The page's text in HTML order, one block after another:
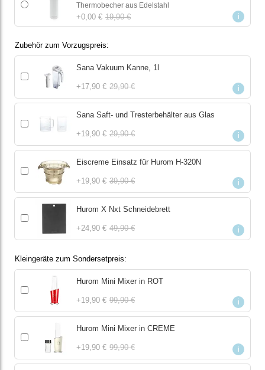
Thermobecher aus Edelstahl
+0,00 € 19,90 € i
Zubehör zum Vorzugspreis
Sana Vakuum Kanne, 1l
+17,90 € 29,90 € i
Sana Saft- und Tresterbehälter aus Glas
+19,90 € 29,90 € i
Eiscreme Einsatz für Hurom H-320N
+19,90 € 39,90 € i
Hurom X Nxt Schneidebrett
+24,90 € 49,90 € i
Kleingeräte zum Sondersetpreis
Hurom Mini Mixer in ROT
+19,90 € 99,90 € i
Hurom Mini Mixer in CREME
+19,90 € 99,90 € i